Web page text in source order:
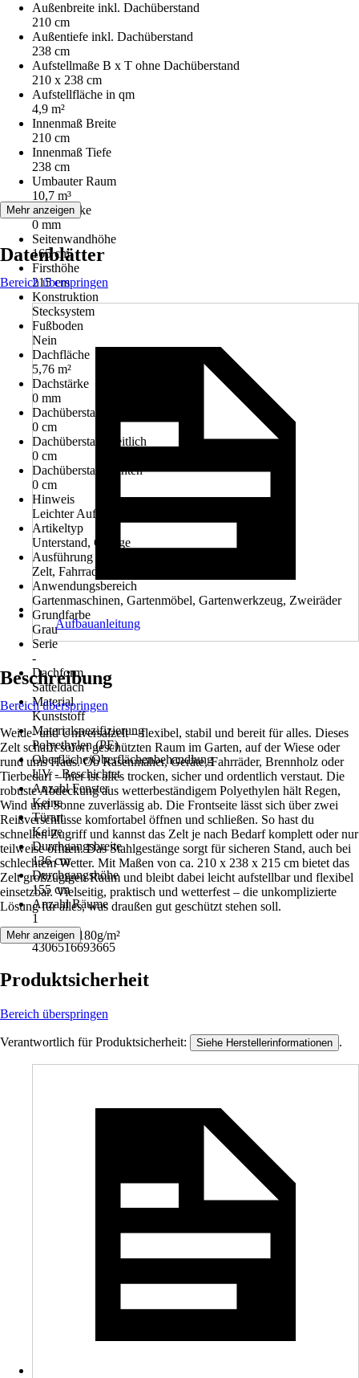
Außenbreite inkl. Dachüberstand
210 cm
Außentiefe inkl. Dachüberstand
238 cm
Aufstellmaße B x T ohne Dachüberstand
210 x 238 cm
Aufstellfläche in qm
4,9 m²
Innenmaß Breite
210 cm
Innenmaß Tiefe
238 cm
Umbauter Raum
10,7 m³
Wandstärke
0 mm
Seitenwandhöhe
165 cm
Firsthöhe
215 cm
Konstruktion
Stecksystem
Fußboden
Nein
Dachfläche
5,76 m²
Dachstärke
0 mm
Dachüberstand vorn
0 cm
Dachüberstand seitlich
0 cm
Dachüberstand hinten
0 cm
Hinweis
Leichter Aufbau durch Stecksystem
Artikeltyp
Unterstand, Garage
Ausführung
Zelt, Fahrradgarage
Anwendungsbereich
Gartenmaschinen, Gartenmöbel, Gartenwerkzeug, Zweiräder
Grundfarbe
Grau
Serie
-
Dachform
Satteldach
Material
Kunststoff
Materialspezifizierung
Polyethylen (PE)
Oberfläche/Oberflächenbehandlung
UV - Beschichtet
Anzahl Fenster
Keine
Türart
Keine
Durchgangsbreite
136 cm
Durchgangshöhe
155 cm
Anzahl Räume
1
EAN
4306516693665
Mehr anzeigen
Datenblätter
Bereich überspringen
Aufbauanleitung
Beschreibung
Bereich überspringen
Weide- und Universalzelt – flexibel, stabil und bereit für alles. Dieses
Zelt schafft sofort geschützten Raum im Garten, auf der Wiese oder
rund ums Haus. Ob Rasenmäher, Geräte, Fahrräder, Brennholz oder
Tierbedarf – hier ist alles trocken, sicher und ordentlich verstaut. Die
robuste Abdeckung aus wetterbeständigem Polyethylen hält Regen,
Wind und Sonne zuverlässig ab. Die Frontseite lässt sich über zwei
Reißverschlüsse komfortabel öffnen und schließen. So hast du
schnellen Zugriff und kannst das Zelt je nach Bedarf komplett oder nur
teilweise öffnen. Das Stahlgestänge sorgt für sicheren Stand, auch bei
schlechtem Wetter. Mit Maßen von ca. 210 x 238 x 215 cm bietet das
Zelt großzügigen Raum und bleibt dabei leicht aufstellbar und flexibel
einsetzbar. Vielseitig, praktisch und wetterfest – die unkomplizierte
Lösung für alles, was draußen gut geschützt stehen soll.
Materialstärke: 180g/m²
Mehr anzeigen
Produktsicherheit
Bereich überspringen
Verantwortlich für Produktsicherheit: Siehe Herstellerinformationen .